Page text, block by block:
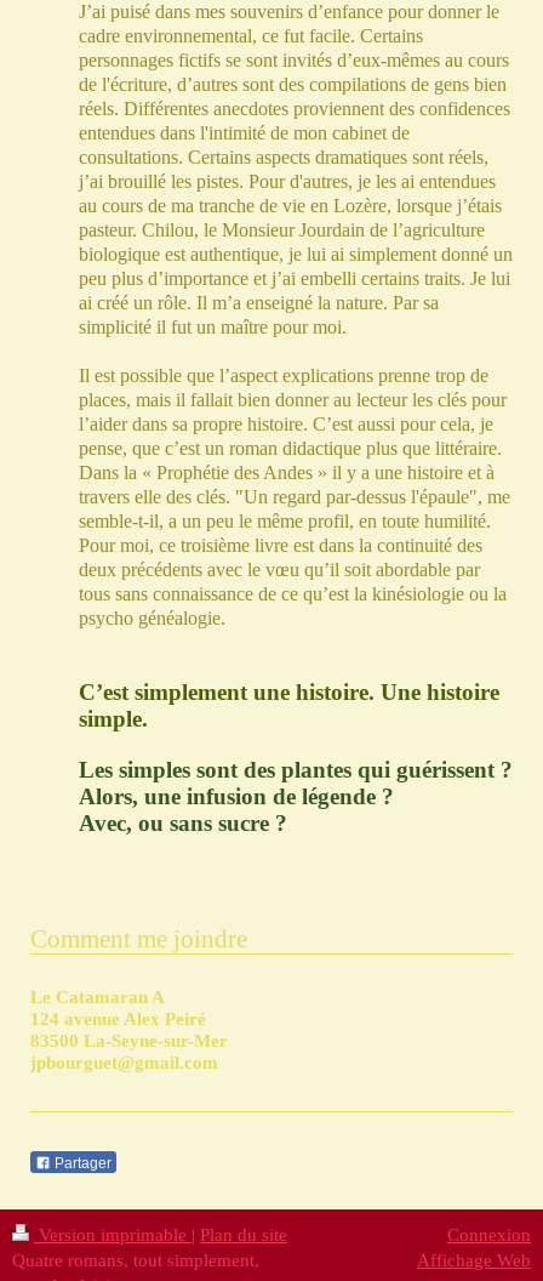
J’ai puisé dans mes souvenirs d’enfance pour donner le
cadre environnemental, ce fut facile. Certains
personnages fictifs se sont invités d’eux-mêmes au cours
de l'écriture, d’autres sont des compilations de gens bien
réels. Différentes anecdotes proviennent des confidences
entendues dans l'intimité de mon cabinet de
consultations. Certains aspects dramatiques sont réels,
j’ai brouillé les pistes. Pour d'autres, je les ai entendues
au cours de ma tranche de vie en Lozère, lorsque j’étais
pasteur. Chilou, le Monsieur Jourdain de l’agriculture
biologique est authentique, je lui ai simplement donné un
peu plus d’importance et j’ai embelli certains traits. Je lui
ai créé un rôle. Il m’a enseigné la nature. Par sa
simplicité il fut un maître pour moi.
Il est possible que l’aspect explications prenne trop de
places, mais il fallait bien donner au lecteur les clés pour
l’aider dans sa propre histoire. C’est aussi pour cela, je
pense, que c’est un roman didactique plus que littéraire.
Dans la « Prophétie des Andes » il y a une histoire et à
travers elle des clés. "Un regard par-dessus l'épaule", me
semble-t-il, a un peu le même profil, en toute humilité.
Pour moi, ce troisième livre est dans la continuité des
deux précédents avec le vœu qu’il soit abordable par
tous sans connaissance de ce qu’est la kinésiologie ou la
psycho généalogie.
C’est simplement une histoire. Une histoire
simple.
Les simples sont des plantes qui guérissent ?
Alors, une infusion de légende ?
Avec, ou sans sucre ?
Comment me joindre
Le Catamaran A
124 avenue Alex Peiré
83500 La-Seyne-sur-Mer
jpbourguet@gmail.com
Partager
Version imprimable | Plan du site
Quatre romans, tout simplement,
Connexion
Affichage Web